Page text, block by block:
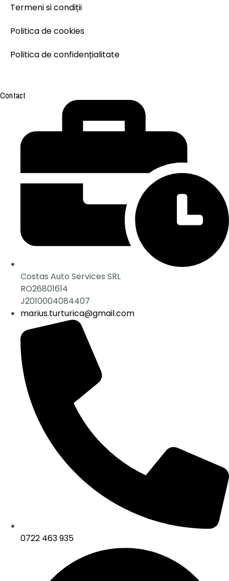
Termeni si condiții
Politica de cookies
Politica de confidențialitate
Contact
Costas Auto Services SRL
RO26801614
J2010004084407
marius.turturica@gmail.com
0722 463 935